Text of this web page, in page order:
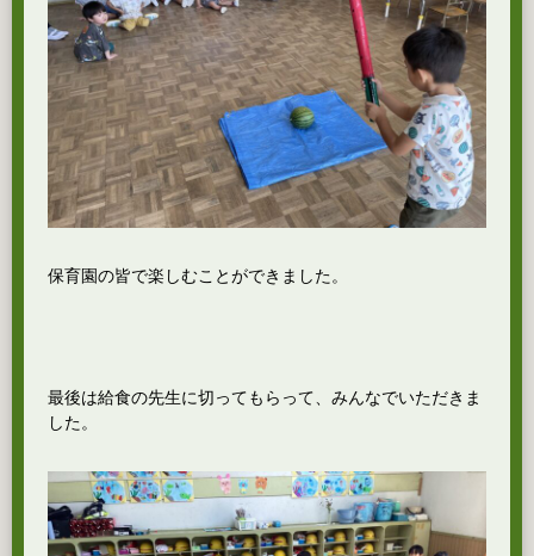
保育園の皆で楽しむことができました。
最後は給食の先生に切ってもらって、みんなでいただきま
した。